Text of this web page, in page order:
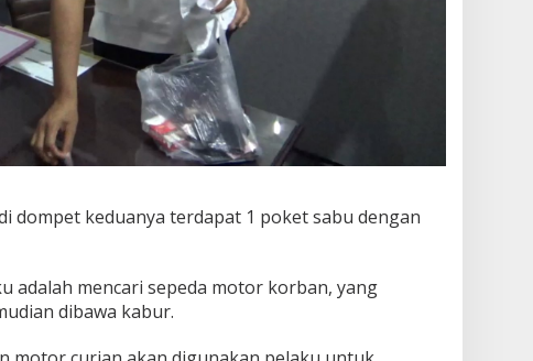
dompet keduanya terdapat 1 poket sabu dengan
adalah mencari sepeda motor korban, yang
dibawa kabur.